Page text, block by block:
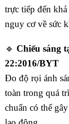
trực tiếp đến
nguy cơ về sức
🔹 Chiếu sáng
22:2016/BYT
Đo độ rọi ánh
toàn trong quá
chuẩn có thể